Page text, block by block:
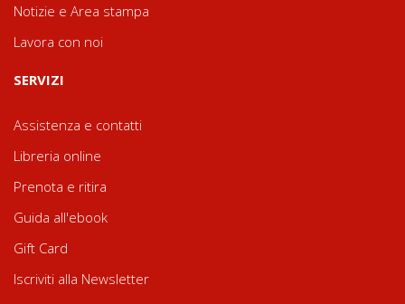
Notizie e Area stampa
Lavora con noi
SERVIZI
Assistenza e contatti
Libreria online
Prenota e ritira
Guida all'ebook
Gift Card
Iscriviti alla Newsletter